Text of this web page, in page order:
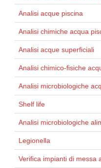
Analisi acque piscina
Analisi chimiche acqua
Analisi acque superficiali
Analisi chimico-fisiche
Analisi microbiologiche
Shelf life
Analisi microbiologiche
Legionella
Verifica impianti di messa